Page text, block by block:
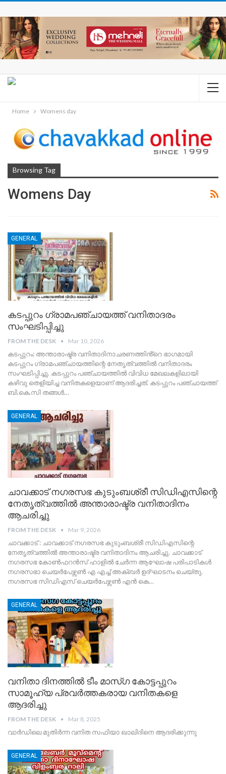
Home Womens day
Browsing Tag
Womens Day
GENERAL
കടപ്പുറം ഗ്രാമപഞ്ചായത്ത് വനിതാദരം
സംഘടിപ്പിച്ചു
FROM THE DESK Mar 10, 2026
കടപ്പുറം: അന്താരാഷ്ട്ര വനിതാദിനാചരണത്തിൻ്റെ ഭാഗമായി
കടപ്പുറം ഗ്രാമപഞ്ചായത്തിന്റെ നേതൃത്വത്തിൽ വനിതാദരം
സംഘടിപ്പിച്ചു. കടപ്പുറം പഞ്ചായത്തിൽ വിവിധ മേഖലകളിലായി
കഴിവു തെളിയിച്ച വനിതകളെയാണ്‌ ആദരിച്ചത്. കടപ്പുറം പഞ്ചായത്ത്
ബി.കെ.സി തങ്ങൾ…
GENERAL
ചാവക്കാട് നഗരസഭ കുടുംബശ്രീ സിഡിഎസിന്റെ
നേതൃത്വത്തിൽ അന്താരാഷ്ട്ര വനിതാദിനം
ആചരിച്ചു
FROM THE DESK Mar 9, 2026
ചാവക്കാട് : ചാവക്കാട് നഗരസഭ കുടുംബശ്രീ സിഡിഎസിന്റെ
നേതൃത്വത്തിൽ അന്താരാഷ്ട്ര വനിതാദിനം ആചരിച്ചു. ചാവക്കാട്
നഗരസഭ കോൺഫറൻസ് ഹാളിൽ ചേർന്ന ആഘോഷ പരിപാടികൾ
നഗരസഭാ ചെയർപേഴ്സൺ എ എച്ച് അക്ബർ ഉദ്ഘാടനം ചെയ്തു.
നഗരസഭ സിഡിഎസ് ചെയർപേഴ്സൺ എൻ കെ…
GENERAL
വനിതാ ദിനത്തിൽ ടീം മാസ്ഗ കോട്ടപ്പുറം
സാമൂഹ്യ പ്രവർത്തകരായ വനിതകളെ
ആദരിച്ചു
FROM THE DESK Mar 8, 2025
വാർഡിലെ മുതിർന്ന വനിത സഫിയാ ഖാലിദിനെ ആദരിക്കുന്നു
GENERAL